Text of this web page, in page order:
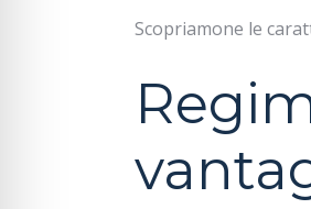
Scopriamone le